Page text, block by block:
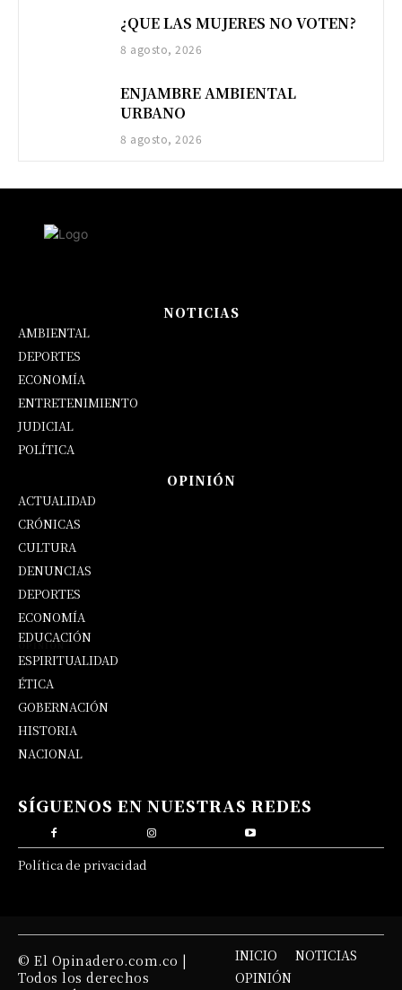
¿QUE LAS MUJERES NO VOTEN?
8 agosto, 2026
ENJAMBRE AMBIENTAL
URBANO
8 agosto, 2026
NOTICIAS
AMBIENTAL
DEPORTES
ECONOMÍA
ENTRETENIMIENTO
JUDICIAL
POLÍTICA
OPINIÓN
ACTUALIDAD
CRÓNICAS
CULTURA
DENUNCIAS
DEPORTES
ECONOMÍA
EDUCACIÓN
ESPIRITUALIDAD
ÉTICA
GOBERNACIÓN
HISTORIA
NACIONAL
SÍGUENOS EN NUESTRAS REDES
Política de privacidad
© El Opinadero.com.co |
Todos los derechos
INICIO
NOTICIAS
OPINIÓN